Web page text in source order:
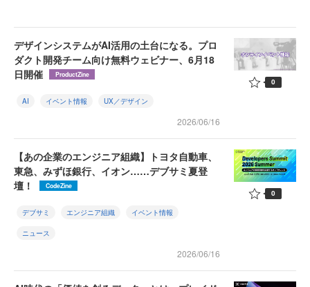
デザインシステムがAI活用の土台になる。プロ
ダクト開発チーム向け無料ウェビナー、6月18
日開催
ProductZine
AI イベント情報 UX／デザイン
2026/06/16
0
【あの企業のエンジニア組織】トヨタ自動車、
東急、みずほ銀行、イオン……デブサミ夏登
壇！
CodeZine
デブサミ エンジニア組織 イベント情報
ニュース
2026/06/16
0